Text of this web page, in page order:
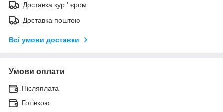
Доставка кур ' єром
Доставка поштою
Всі умови доставки
Умови оплати
Післяплата
Готівкою